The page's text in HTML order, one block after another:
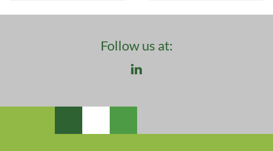
Follow us at:
